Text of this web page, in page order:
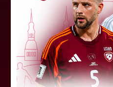
"Riga FC" iegūst
būs jāatspēlējas